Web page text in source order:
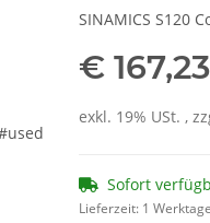
SINAMICS S120
€ 167,23
exkl. 19% USt. ,
Sofort
Lieferzeit: 1 Werktage